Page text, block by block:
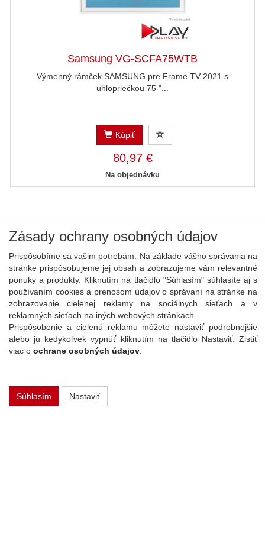
Samsung VG-SCFA75WTB
Výmenný rámček SAMSUNG pre Frame TV 2021 s
uhlopriečkou 75 "...
Kúpiť
80,97 €
Na objednávku
PLAY Electronics, s. r. o.
Prielohy 1166/1D,
010 07 Žilina
INFOLINKA
info@play.sk
VŠETKO O NÁKUPE
Zásady ochrany osobných údajov
Prispôsobíme sa vašim potrebám. Na základe vášho správania na
stránke prispôsobujeme jej obsah a zobrazujeme vám relevantné
ponuky a produkty. Kliknutím na tlačidlo "Súhlasím" súhlasíte aj s
používaním cookies a prenosom údajov o správaní na stránke na
zobrazovanie cielenej reklamy na sociálnych sieťach a v
reklamných sieťach na iných webových stránkach.
Prispôsobenie a cielenú reklamu môžete nastaviť podrobnejšie
alebo ju kedykoľvek vypnúť kliknutím na tlačidlo Nastaviť. Zistiť
viac o ochrane osobných údajov
Súhlasím Nastaviť